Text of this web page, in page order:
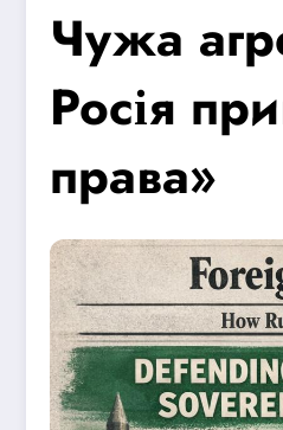
Чужа
Росія
права»